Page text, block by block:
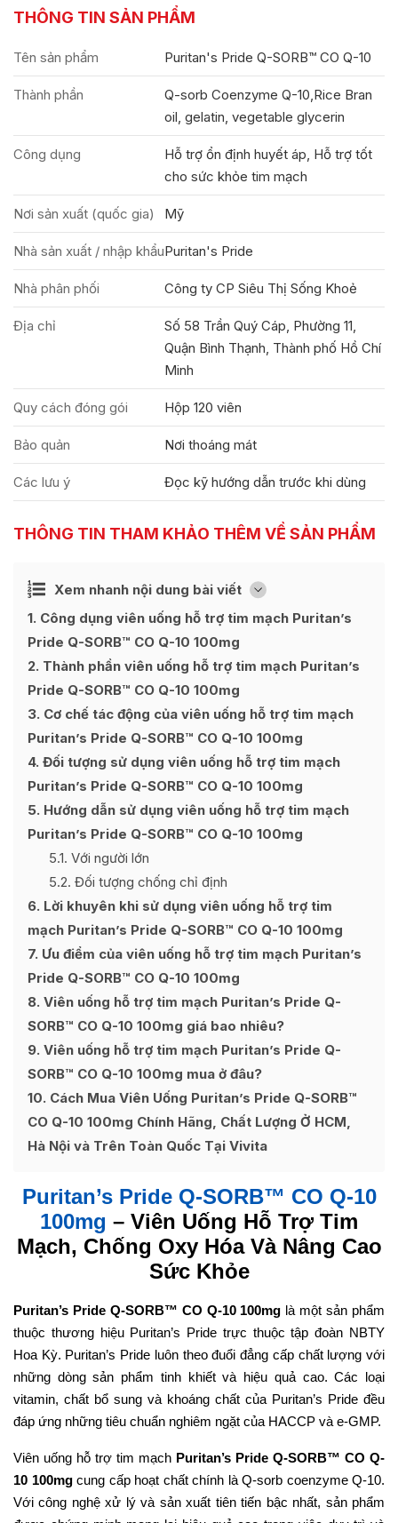
THÔNG TIN SẢN PHẨM
Tên sản phẩm Puritan's Pride Q-SORB™ CO Q-10
Thành phần
Q-sorb Coenzyme Q-10,Rice Bran
oil, gelatin, vegetable glycerin
Công dụng
Hỗ trợ ổn định huyết áp, Hỗ trợ tốt
cho sức khỏe tim mạch
Nơi sản xuất (quốc gia) Mỹ
Nhà sản xuất / nhập khẩuPuritan's Pride
Nhà phân phối Công ty CP Siêu Thị Sống Khoẻ
Địa chỉ
Số 58 Trần Quý Cáp, Phường 11,
Quận Bình Thạnh, Thành phố Hồ Chí
Minh
Quy cách đóng gói Hộp 120 viên
Bảo quản Nơi thoáng mát
Các lưu ý Đọc kỹ hướng dẫn trước khi dùng
THÔNG TIN THAM KHẢO THÊM VỀ SẢN PHẨM
Xem nhanh nội dung bài viết [
Ẩn
1 Công dụng viên uống hỗ trợ tim mạch Puritan’s
Pride Q-SORB™ CO Q-10 100mg
2 Thành phần viên uống hỗ trợ tim mạch Puritan’s
Pride Q-SORB™ CO Q-10 100mg
3 Cơ chế tác động của viên uống hỗ trợ tim mạch
Puritan’s Pride Q-SORB™ CO Q-10 100mg
4 Đối tượng sử dụng viên uống hỗ trợ tim mạch
Puritan’s Pride Q-SORB™ CO Q-10 100mg
5 Hướng dẫn sử dụng viên uống hỗ trợ tim mạch
Puritan’s Pride Q-SORB™ CO Q-10 100mg
5.1 Với người lớn
5.2 Đối tượng chống chỉ định
6 Lời khuyên khi sử dụng viên uống hỗ trợ tim
mạch Puritan’s Pride Q-SORB™ CO Q-10 100mg
7 Ưu điểm của viên uống hỗ trợ tim mạch Puritan’s
Pride Q-SORB™ CO Q-10 100mg
8 Viên uống hỗ trợ tim mạch Puritan’s Pride Q-
SORB™ CO Q-10 100mg giá bao nhiêu?
9 Viên uống hỗ trợ tim mạch Puritan’s Pride Q-
SORB™ CO Q-10 100mg mua ở đâu?
10 Cách Mua Viên Uống Puritan’s Pride Q-SORB™
CO Q-10 100mg Chính Hãng, Chất Lượng Ở HCM,
Hà Nội và Trên Toàn Quốc Tại Vivita
Puritan’s Pride Q-SORB™ CO Q-10
100mg – Viên Uống Hỗ Trợ Tim
Mạch, Chống Oxy Hóa Và Nâng Cao
Sức Khỏe
Puritan’s Pride Q-SORB™ CO Q-10 100mg là một sản phẩm
thuộc thương hiệu Puritan’s Pride trực thuộc tập đoàn NBTY
Hoa Kỳ. Puritan’s Pride luôn theo đuổi đẳng cấp chất lượng với
những dòng sản phẩm tinh khiết và hiệu quả cao. Các loại
vitamin, chất bổ sung và khoáng chất của Puritan’s Pride đều
đáp ứng những tiêu chuẩn nghiêm ngặt của HACCP và e-GMP.
Viên uống hỗ trợ tim mạch Puritan’s Pride Q-SORB™ CO Q-
10 100mgcung cấp hoạt chất chính là Q-sorb coenzyme Q-10.
Với công nghệ xử lý và sản xuất tiên tiến bậc nhất, sản phẩm